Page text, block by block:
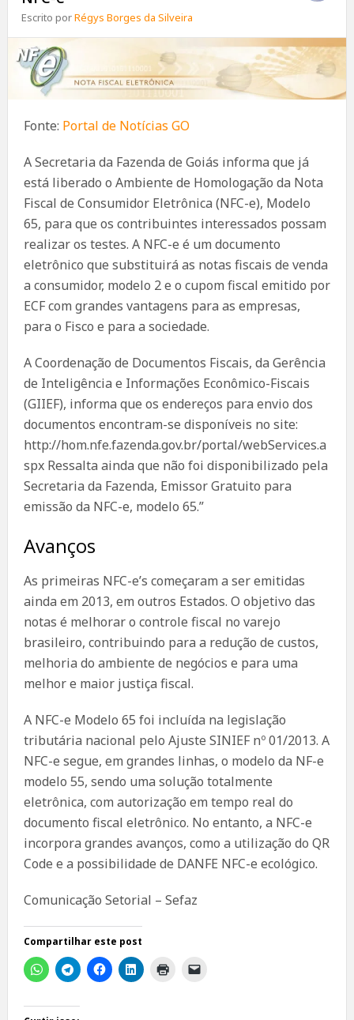
Escrito porRégys Borges da Silveira
Fonte: Portal de Notícias GO
A Secretaria da Fazenda de Goiás informa que já
está liberado o Ambiente de Homologação da Nota
Fiscal de Consumidor Eletrônica (NFC-e), Modelo
65, para que os contribuintes interessados possam
realizar os testes. A NFC-e é um documento
eletrônico que substituirá as notas fiscais de venda
a consumidor, modelo 2 e o cupom fiscal emitido por
ECF com grandes vantagens para as empresas,
para o Fisco e para a sociedade.
A Coordenação de Documentos Fiscais, da Gerência
de Inteligência e Informações Econômico-Fiscais
(GIIEF), informa que os endereços para envio dos
documentos encontram-se disponíveis no site:
http://hom.nfe.fazenda.gov.br/portal/webServices.a
spx Ressalta ainda que não foi disponibilizado pela
Secretaria da Fazenda, Emissor Gratuito para
emissão da NFC-e, modelo 65.”
Avanços
As primeiras NFC-e’s começaram a ser emitidas
ainda em 2013, em outros Estados. O objetivo das
notas é melhorar o controle fiscal no varejo
brasileiro, contribuindo para a redução de custos,
melhoria do ambiente de negócios e para uma
melhor e maior justiça fiscal.
A NFC-e Modelo 65 foi incluída na legislação
tributária nacional pelo Ajuste SINIEF nº 01/2013. A
NFC-e segue, em grandes linhas, o modelo da NF-e
modelo 55, sendo uma solução totalmente
eletrônica, com autorização em tempo real do
documento fiscal eletrônico. No entanto, a NFC-e
incorpora grandes avanços, como a utilização do QR
Code e a possibilidade de DANFE NFC-e ecológico.
Comunicação Setorial – Sefaz
Compartilhar este post